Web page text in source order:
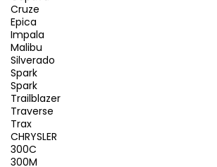
Cruze
Epica
Impala
Malibu
Silverado
Spark
Spark
Trailblazer
Traverse
Trax
CHRYSLER
300C
300M